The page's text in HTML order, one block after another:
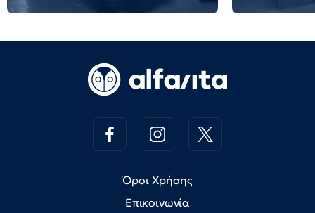
Όροι Χρήσης
Επικοινωνία